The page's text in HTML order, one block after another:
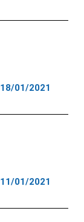
01/2021
01/2021